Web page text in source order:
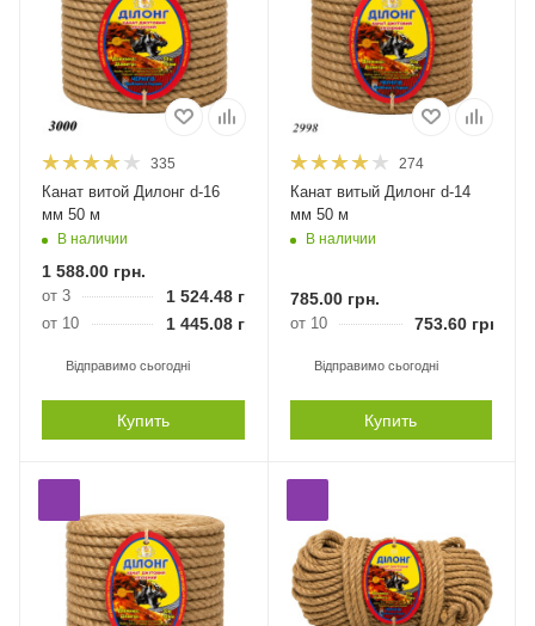
335
Канат витой Дилонг d-16
мм 50 м
В наличии
1 588.00 грн.
от 3 1 524.48 грн.
от 10 1 445.08 грн.
Відправимо сьогодні
Купить
274
Канат витый Дилонг d-14
мм 50 м
В наличии
785.00грн.
от 10 753.60грн.
Відправимо сьогодні
Купить